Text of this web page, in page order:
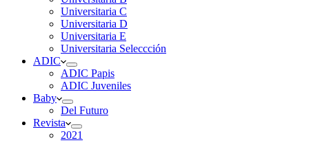
Universitaria C
Universitaria D
Universitaria E
Universitaria Seleccción
ADIC
ADIC Papis
ADIC Juveniles
Baby
Del Futuro
Revista
2021